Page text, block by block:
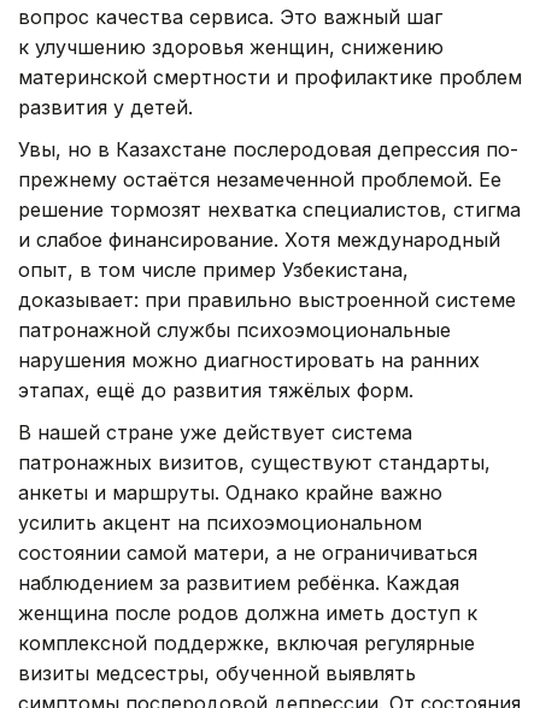
вопрос качества сервиса. Это важный шаг
к улучшению здоровья женщин, снижению
материнской смертности и профилактике проблем
развития у детей.
Увы, но в Казахстане послеродовая депрессия по-
прежнему остаётся незамеченной проблемой. Ее
решение тормозят нехватка специалистов, стигма
и слабое финансирование. Хотя международный
опыт, в том числе пример Узбекистана,
доказывает: при правильно выстроенной системе
патронажной службы психоэмоциональные
нарушения можно диагностировать на ранних
этапах, ещё до развития тяжёлых форм.
В нашей стране уже действует система
патронажных визитов, существуют стандарты,
анкеты и маршруты. Однако крайне важно
усилить акцент на психоэмоциональном
состоянии самой матери, а не ограничиваться
наблюдением за развитием ребёнка. Каждая
женщина после родов должна иметь доступ к
комплексной поддержке, включая регулярные
визиты медсестры, обученной выявлять
симптомы послеродовой депрессии. От состояния